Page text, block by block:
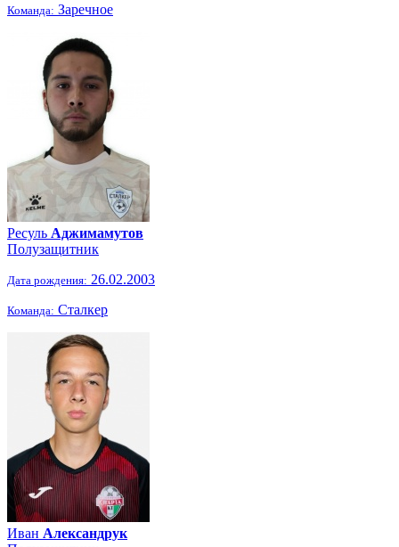
Команда: Заречное
Ресуль Аджимамутов
Полузащитник
Дата рождения: 26.02.2003
Команда: Сталкер
Иван Александрук